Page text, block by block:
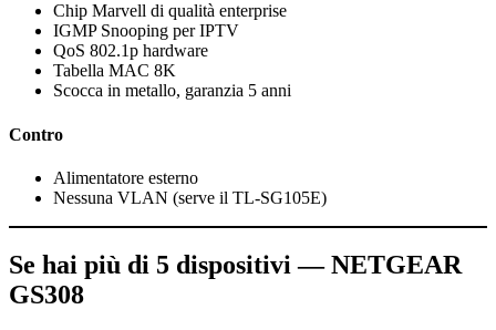
Chip Marvell di qualità enterprise
IGMP Snooping per IPTV
QoS 802.1p hardware
Tabella MAC 8K
Scocca in metallo, garanzia 5 anni
Contro
Alimentatore esterno
Nessuna VLAN (serve il TL-SG105E)
Se hai più di 5 dispositivi — NETGEAR
GS308